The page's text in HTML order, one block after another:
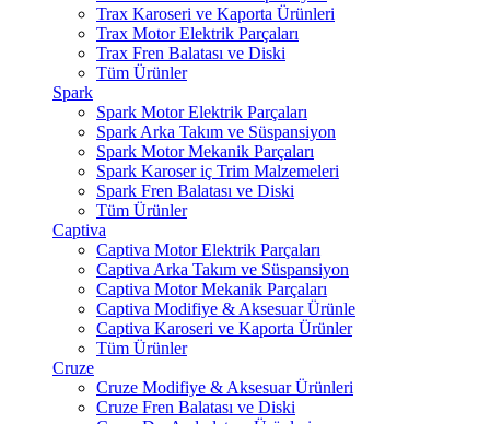
Trax Karoseri ve Kaporta Ürünleri
Trax Motor Elektrik Parçaları
Trax Fren Balatası ve Diski
Tüm Ürünler
Spark
Spark Motor Elektrik Parçaları
Spark Arka Takım ve Süspansiyon
Spark Motor Mekanik Parçaları
Spark Karoser iç Trim Malzemeleri
Spark Fren Balatası ve Diski
Tüm Ürünler
Captiva
Captiva Motor Elektrik Parçaları
Captiva Arka Takım ve Süspansiyon
Captiva Motor Mekanik Parçaları
Captiva Modifiye & Aksesuar Ürünle
Captiva Karoseri ve Kaporta Ürünler
Tüm Ürünler
Cruze
Cruze Modifiye & Aksesuar Ürünleri
Cruze Fren Balatası ve Diski